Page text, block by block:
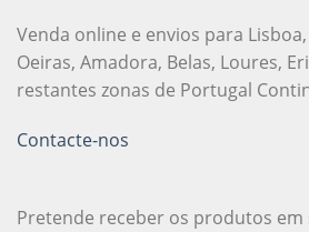
Venda online e envios para
Oeiras, Amadora, Belas, Loures,
restantes zonas de Portugal
Contacte-nos
Pretende receber os produtos em